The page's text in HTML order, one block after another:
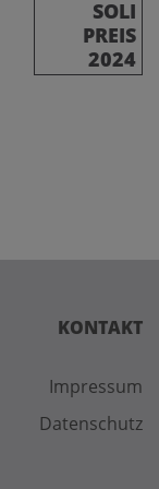
SOLI
PREIS
2024
KONTAKT
Impressum
Datenschutz